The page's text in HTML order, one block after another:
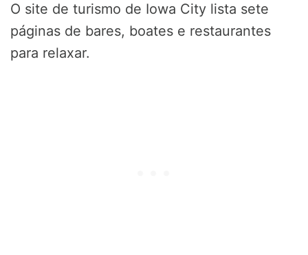
O site de turismo de Iowa City lista sete
páginas de bares, boates e restaurantes
para relaxar.